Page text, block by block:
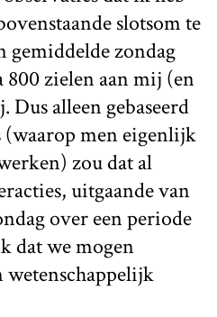
slotsom te
gemiddelde zondag
800 zielen aan mij (en
alleen gebaseerd
(waarop men eigenlijk
zou dat al
uitgaande van
over een periode
dat we mogen
wetenschappelijk